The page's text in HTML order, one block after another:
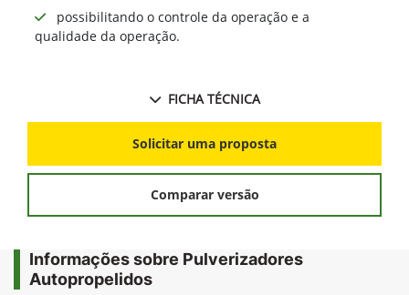
possibilitando o controle da operação e a
qualidade da operação.
FICHA TÉCNICA
Solicitar uma proposta
Comparar versão
Informações sobre Pulverizadores
Autopropelidos